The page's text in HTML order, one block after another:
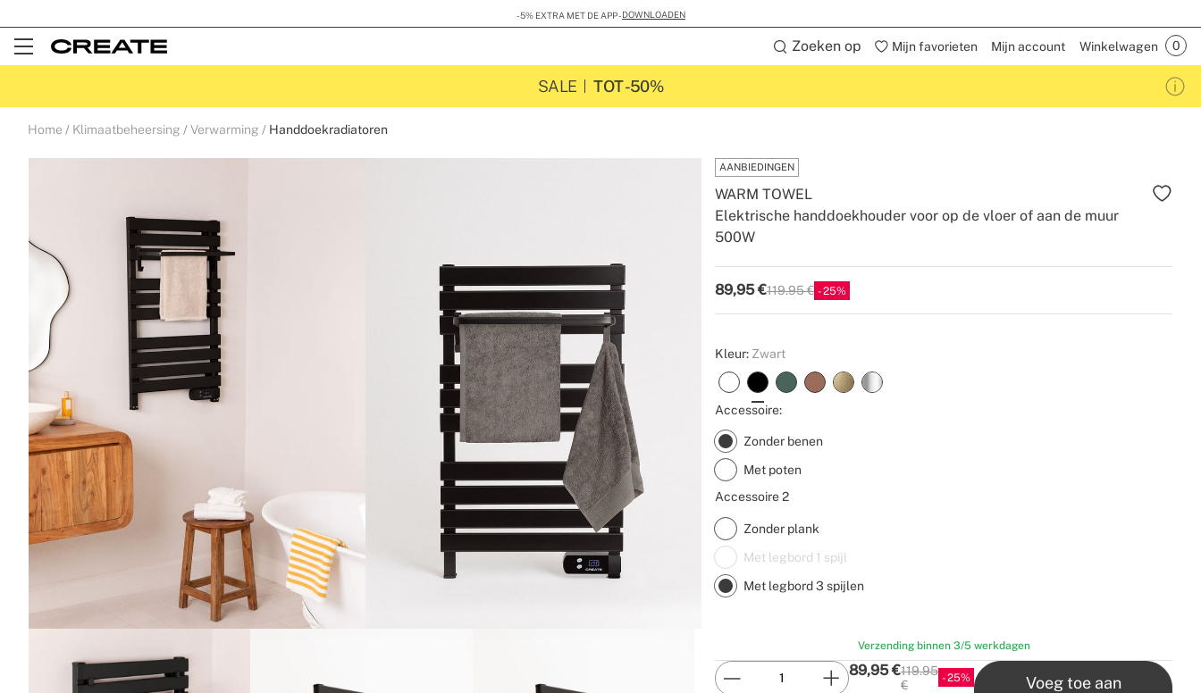
-5% EXTRA MET DE APP -DOWNLOADEN
Open
Zoeken op Mijn favorieten Mijn account Winkelwagen
SALE TOT -50%
Home Klimaatbeheersing Verwarming Handdoekradiatoren
AANBIEDINGEN
Elektrische handdoekhouder voor op de vloer of aan de muur
500W
WARM TOWEL
89,95 €P.V.P
119.95 € 25
Kleur: Zwart
Accessoire:
Zonder benen
Met poten
Accessoire 2
Zonder plank
Met legbord 1 spijl
Met legbord 3 spijlen
Verzending binnen 3/5 werkdagen
89,95 €
P.V.P
119.95
€
25
Voeg toe aan